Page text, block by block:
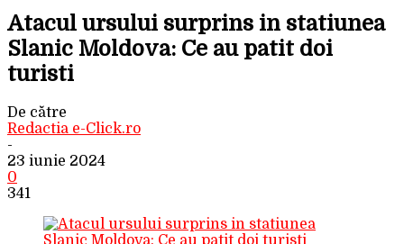
Atacul ursului surprins in statiunea
Slanic Moldova: Ce au patit doi
turisti
De către
Redactia e-Click.ro
-
23 iunie 2024
0
341